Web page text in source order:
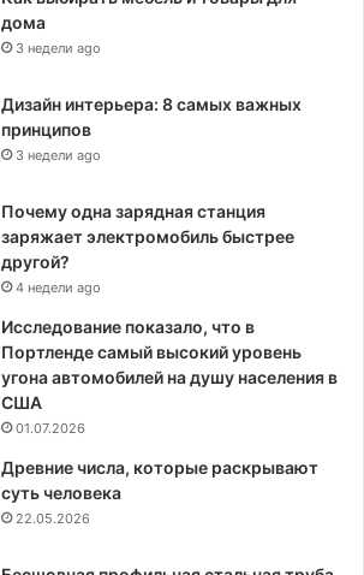
дома
3 недели ago
Дизайн интерьера: 8 самых важных
принципов
3 недели ago
Почему одна зарядная станция
заряжает электромобиль быстрее
другой?
4 недели ago
Исследование показало, что в
Портленде самый высокий уровень
угона автомобилей на душу населения в
США
01.07.2026
Древние числа, которые раскрывают
суть человека
22.05.2026